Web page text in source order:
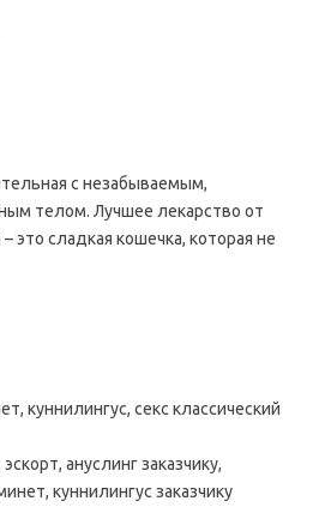
с незабываемым,
телом. Лучшее лекарство от
это сладкая кошечка, которая не
куннилингус, секс классический
ануслинг заказчику,
куннилингус заказчику